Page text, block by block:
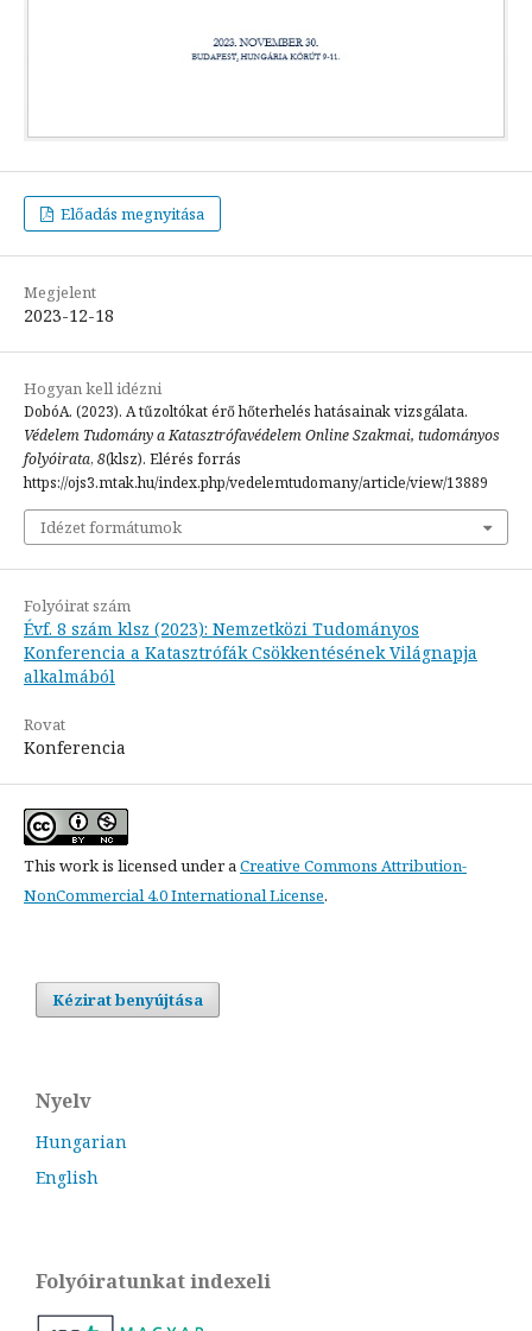
Előadás megnyitása
Megjelent
2023-12-18
Hogyan kell idézni
DobóA. (2023). A tűzoltókat érő hőterhelés hatásainak vizsgálata.
Védelem Tudomány a Katasztrófavédelem Online Szakmai, tudományos
folyóirata, 8(klsz). Elérés forrás
https://ojs3.mtak.hu/index.php/vedelemtudomany/article/view/13889
Idézet formátumok
Folyóirat szám
Évf. 8 szám klsz (2023): Nemzetközi Tudományos
Konferencia a Katasztrófák Csökkentésének Világnapja
alkalmából
Rovat
Konferencia
This work is licensed under aCreative Commons Attribution-
NonCommercial 4.0 International License.
Kézirat benyújtása
Nyelv
Hungarian
English
Folyóiratunkat indexeli